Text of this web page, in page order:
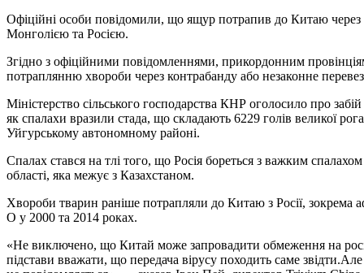
Офіційні особи повідомили, що ящур потрапив до Китаю через
Монголією та Росією.
Згідно з офіційними повідомленнями, прикордонним
потраплянню хвороби через контрабанду або незаконне
Міністерство сільського господарства КНР оголосило про
як спалахи вразили стада, що складають 6229 голів великої
Уйгурському автономному районі.
Спалах стався на тлі того, що Росія бореться з важким
області, яка межує з Казахстаном.
Хвороби тварин раніше потрапляли до Китаю з Росії, зокрема
О у 2000 та 2014 роках.
«Не виключено, що Китай може запровадити обмеження на
підстави вважати, що передача вірусу походить саме